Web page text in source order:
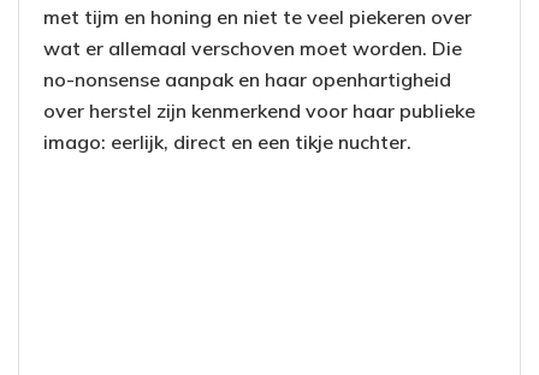
met tijm en honing en niet te veel piekeren over
wat er allemaal verschoven moet worden. Die
no-nonsense aanpak en haar openhartigheid
over herstel zijn kenmerkend voor haar publieke
imago: eerlijk, direct en een tikje nuchter.